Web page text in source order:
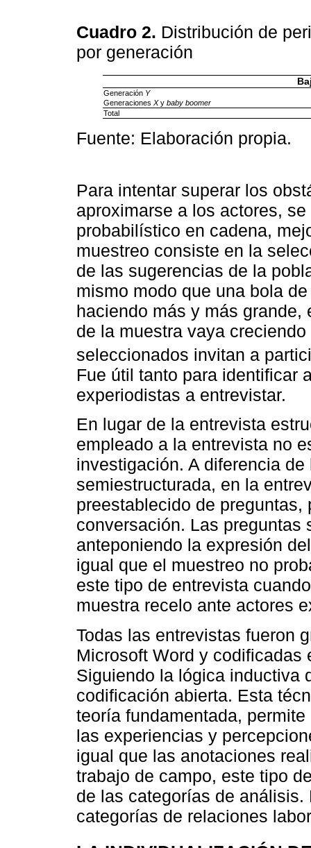
Cuadro 2. Distribución de
por generación
Generación Y
Generaciones Xy baby boomer
Total
Fuente: Elaboración propia.
Para intentar superar los
aproximarse a los actores,
probabilístico en cadena,
muestreo consiste en la
de las sugerencias de la
mismo modo que una bola
haciendo más y más
de la muestra vaya
seleccionados invitan a
Fue útil tanto para identificar
experiodistas a entrevistar.
En lugar de la entrevista
empleado a la entrevista no
investigación. A diferencia
semiestructurada, en la
preestablecido de
conversación. Las preguntas
anteponiendo la expresión
igual que el muestreo no
este tipo de entrevista
muestra recelo ante actores
Todas las entrevistas fueron
Microsoft Word y codificadas
Siguiendo la lógica inductiva
codificación abierta. Esta
teoría fundamentada,
las experiencias y
igual que las anotaciones
trabajo de campo, este tipo
de las categorías de
categorías de relaciones